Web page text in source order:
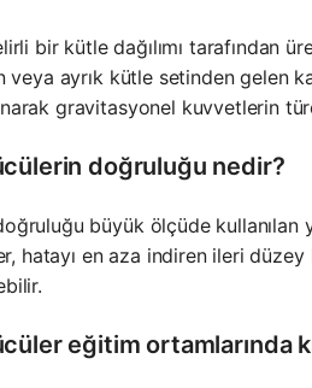
bir kütle dağılımı tarafından
veya ayrık kütle setinden gelen
gravitasyonel kuvvetlerin
doğruluğu nedir?
büyük ölçüde kullanılan
hatayı en aza indiren ileri
eğitim ortamlarında